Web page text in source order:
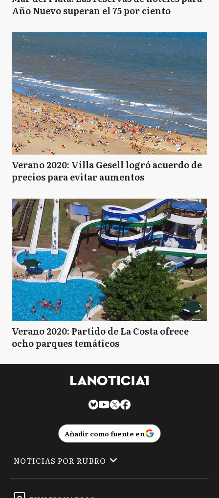
Año Nuevo superan el 75 por ciento
Verano 2020: Villa Gesell logró acuerdo de
precios para evitar aumentos
Verano 2020: Partido de La Costa ofrece
ocho parques temáticos
Añadir como fuente en
NOTICIAS POR RUBRO